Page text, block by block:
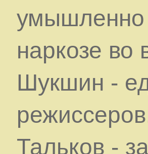
умышленно
наркозе
Шукшин -
Тальков -